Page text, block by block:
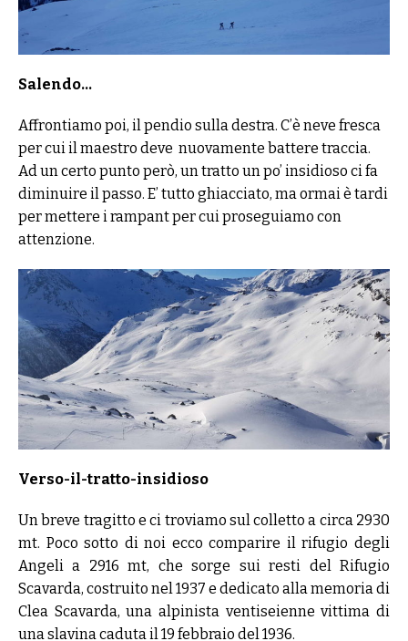
Salendo…
Affrontiamo poi, il pendio sulla destra. C’è neve fresca
per cui il maestro deve nuovamente battere traccia.
Ad un certo punto però, un tratto un po’ insidioso ci fa
diminuire il passo. E’ tutto ghiacciato, ma ormai è tardi
per mettere i rampant per cui proseguiamo con
attenzione.
Verso-il-tratto-insidioso
Un breve tragitto e ci troviamo sul colletto a circa 2930
mt. Poco sotto di noi ecco comparire il rifugio degli
Angeli a 2916 mt, che sorge sui resti del Rifugio
Scavarda, costruito nel 1937 e dedicato alla memoria di
Clea Scavarda, una alpinista ventiseienne vittima di
una slavina caduta il 19 febbraio del 1936.